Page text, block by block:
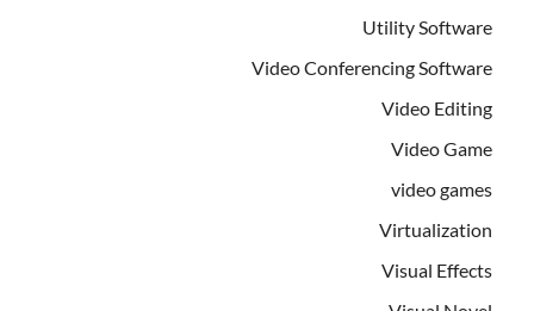
Utility Software
Video Conferencing Software
Video Editing
Video Game
video games
Virtualization
Visual Effects